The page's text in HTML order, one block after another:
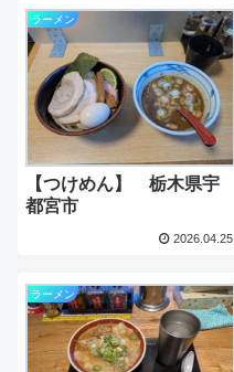
ラーメン
【つけめん】 栃木県宇
都宮市
2026.04.25
ラーメン